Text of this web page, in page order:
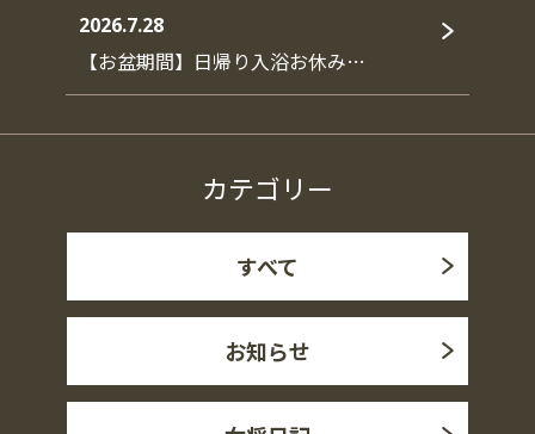
2026.7.28
【お盆期間】日帰り入浴お休み…
カテゴリー
すべて
お知らせ